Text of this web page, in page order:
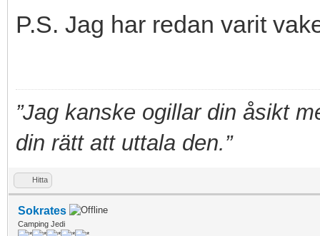
P.S. Jag har redan varit
”Jag kanske ogillar din åsikt
din rätt att uttala den.”
Hitta
Sokrates
Camping Jedi